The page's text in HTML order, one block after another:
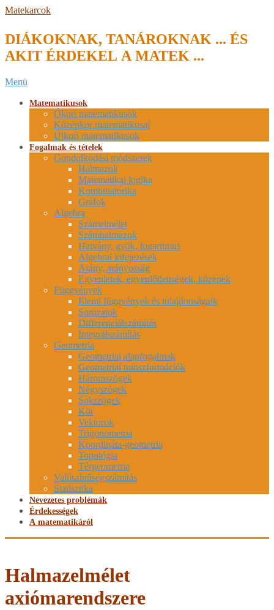
Skip
content
Matekarcok
DIÁKOKNAK, TANÁROKNAK ... ÉS
AKIT ÉRDEKEL A MATEK ...
Secondary
Menu
Menü
Matematikusok
Ókori matematikusok
Középkor matematikusai
Újkori matematikusok
Fogalmak és tételek
Gondolkodási módszerek
Halmazok
Matematikai logika
Kombinatorika
Gráfok
Algebra
Számelmélet
Számhalmazok
Hatvány, gyök, logaritmus
Algebrai kifejezések
Arány, arányosság
Egyenletek, egyenlőtlenségek, közepek
Függvények
Elemi függvények és tulajdonságaik
Sorozatok
Differenciálszámítás
Integrálszámítás
Geometria
Geometriai alapfogalmak
Geometriai transzformációk
Háromszögek
Négyszögek
Sokszögek
Kör
Vektorok
Trigonometria
Koordináta-geometria
Topológia
Térgeometria
Valószínűségszámítás
Statisztika
Nevezetes problémák
Érdekességek
A matematikáról
Halmazelmélet
axiómarendszere